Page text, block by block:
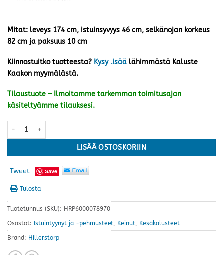
Mitat: leveys 174 cm, istuinsyvyys 46 cm, selkänojan korkeus
82 cm ja paksuus 10 cm
Kiinnostuitko tuotteesta? Kysy lisää lähimmästä Kaluste
Kaakon myymälästä.
Tilaustuote – Ilmoitamme tarkemman toimitusajan
käsiteltyämme tilauksesi.
Keinun pehmuste korkea, harmaa määrä
LISÄÄ OSTOSKORIIN
Tweet Save
Tulosta
Tuotetunnus (SKU): HRP6000078970
Osastot: Istuintyynyt ja -pehmusteet Keinut Kesäkalusteet
Brand: Hillerstorp